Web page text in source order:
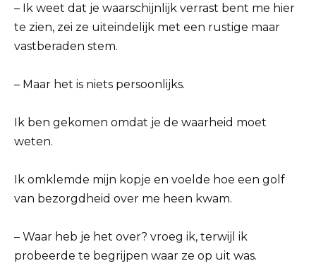
– Ik weet dat je waarschijnlijk verrast bent me hier
te zien, zei ze uiteindelijk met een rustige maar
vastberaden stem.
– Maar het is niets persoonlijks.
Ik ben gekomen omdat je de waarheid moet
weten.
Ik omklemde mijn kopje en voelde hoe een golf
van bezorgdheid over me heen kwam.
– Waar heb je het over? vroeg ik, terwijl ik
probeerde te begrijpen waar ze op uit was.